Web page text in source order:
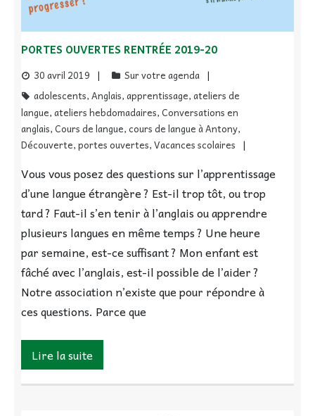
PORTES OUVERTES RENTRÉE 2019-20
30 avril 2019
Sur votre agenda
adolescents,Anglais,apprentissage,ateliers de
langue,ateliers hebdomadaires,Conversations en
anglais,Cours de langue,cours de langue à Antony,
Découverte,portes ouvertes,Vacances scolaires
Vous vous posez des questions sur l’apprentissage
d’une langue étrangère ? Est-il trop tôt, ou trop
tard ? Faut-il s’en tenir à l’anglais ou apprendre
plusieurs langues en même temps ? Une heure
par semaine, est-ce suffisant ? Mon enfant est
fâché avec l’anglais, est-il possible de l’aider ?
Notre association n’existe que pour répondre à
ces questions. Parce que
Lire la suite